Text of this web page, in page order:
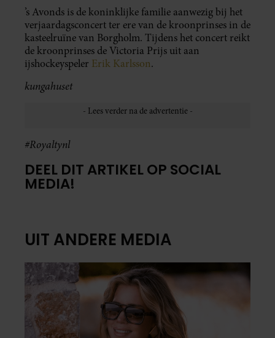
’s Avonds is de koninklijke familie aanwezig bij het
verjaardagsconcert ter ere van de kroonprinses in de
kasteelruïne van Borgholm. Tijdens het concert reikt
de kroonprinses de Victoria Prijs uit aan
ijshockeyspeler Erik Karlsson.
kungahuset
#Royaltynl
DEEL DIT ARTIKEL OP SOCIAL
MEDIA!
UIT ANDERE MEDIA